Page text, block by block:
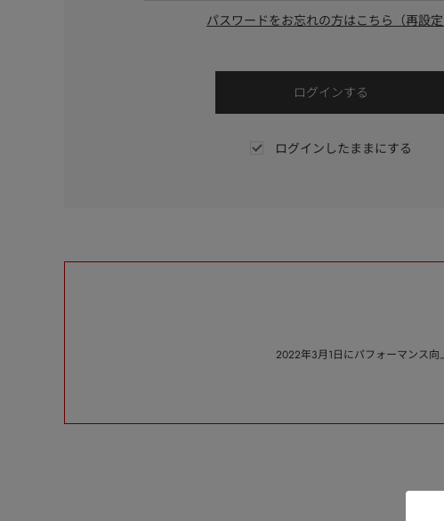
パスワードをお忘れの方はこちら（再設定
ログインしたままにする
2022年3月1日にパフォーマンス